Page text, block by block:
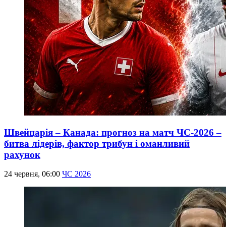
Швейцарія – Канада: прогноз на матч ЧС-2026 –
битва лідерів, фактор трибун і оманливий
рахунок
24 червня, 06:00 ЧС 2026